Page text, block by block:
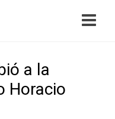
a la
Horacio